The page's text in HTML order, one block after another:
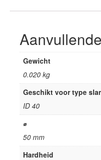
Gewicht
0.020 kg
Geschikt voor type
ID 40
⌀
50 mm
Hardheid